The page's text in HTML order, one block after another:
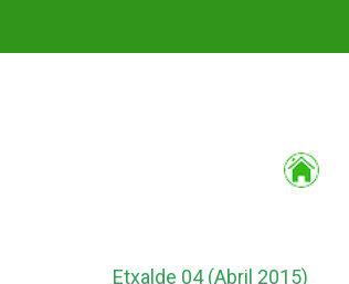
Etxalde 04 (Abril 2015)